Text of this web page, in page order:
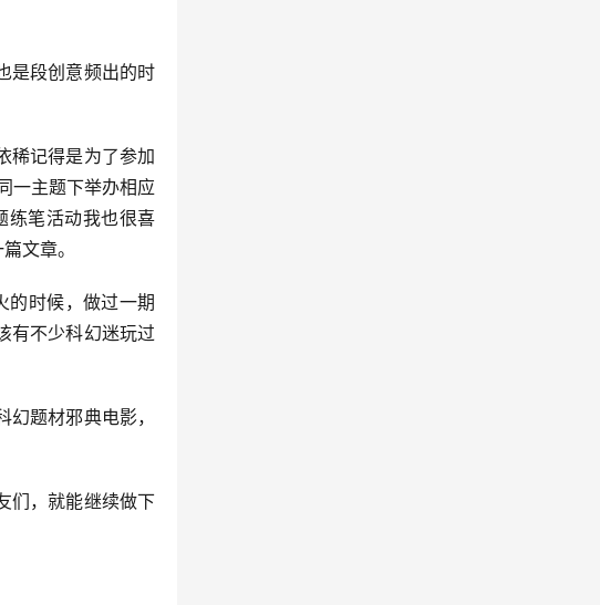
是段创意频出的时
稀记得是为了参加
一主题下举办相应
练笔活动我也很喜
文章。
的时候，做过一期
有不少科幻迷玩过
题材邪典电影，
们，就能继续做下